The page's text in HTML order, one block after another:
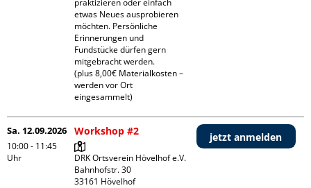
etwas Neues ausprobieren
möchten. Persönliche
Erinnerungen und
Fundstücke dürfen gern
mitgebracht werden.
(plus 8,00€ Materialkosten –
werden vor Ort
eingesammelt)
Sa. 12.09.2026
10:00 - 11:45
Uhr
Workshop #2
DRK Ortsverein Hövelhof e.V.
Bahnhofstr. 30
33161 Hövelhof
jetzt anmelden